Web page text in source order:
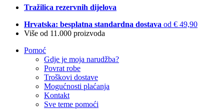
Tražilica rezervnih dijelova
Hrvatska: besplatna standardna dostava od € 49,90
Više od 11.000 proizvoda
Pomoć
Gdje je moja narudžba?
Povrat robe
Troškovi dostave
Mogućnosti plaćanja
Kontakt
Sve teme pomoći